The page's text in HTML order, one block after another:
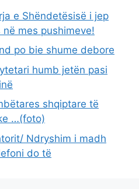
e Shëndetësisë i jep
mes pushimeve!
po bie shume debore
humb jetën pasi
shqiptare të
…(foto)
Ndryshim i madh
do të